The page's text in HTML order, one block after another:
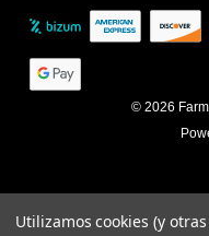
© 2026
Utilizamos cookies (y